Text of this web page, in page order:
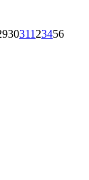
30311 23456